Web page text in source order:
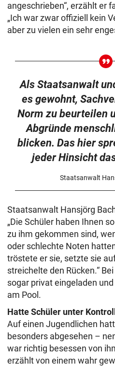
angeschrieben“, erzählt er
„Ich war zwar offiziell kein
aber zu vielen ein sehr
Als Staatsanwalt
es gewohnt,
Norm zu beurteilen
Abgründe
blicken. Das hier
jeder Hinsicht
Staatsanwalt
Staatsanwalt Hansjörg
„Die Schüler haben Ihnen
zu ihm gekommen sind,
oder schlechte Noten
tröstete er sie, setzte sie
streichelte den Rücken.“
sogar privat eingeladen
am Pool.
Hatte Schüler unter
Auf einen Jugendlichen
besonders abgesehen –
war richtig besessen von
erzählt von einem wahr